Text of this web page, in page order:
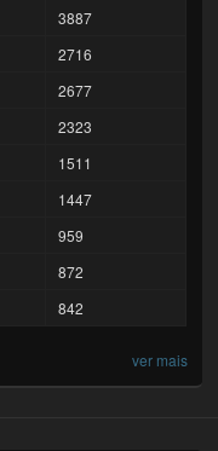
3887
2716
2677
2323
1511
1447
959
872
842
ver mais